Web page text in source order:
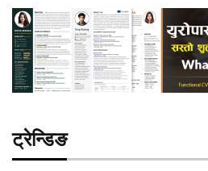
ट्रेन्डिङ